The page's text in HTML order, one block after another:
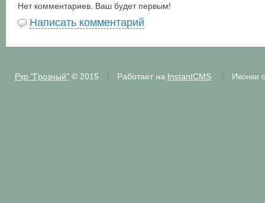
Нет комментариев. Ваш будет первым!
Написать комментарий
Ркр "Грозный"© 2015 Работает на InstantCMS Иконки